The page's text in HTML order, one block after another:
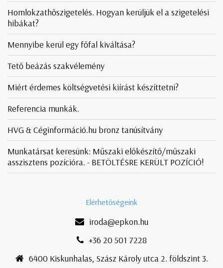
Homlokzathőszigetelés. Hogyan kerüljük el a szigetelési
hibákat?
Mennyibe kerül egy főfal kiváltása?
Tető beázás szakvélemény
Miért érdemes költségvetési kiírást készíttetni?
Referencia munkák.
HVG & Céginformáció.hu bronz tanúsítvány
Munkatársat keresünk: Műszaki előkészítő/műszaki
asszisztens pozícióra. - BETÖLTÉSRE KERÜLT POZÍCIÓ!
Elérhetőségeink
iroda@epkon.hu
+36 20 501 7228
6400 Kiskunhalas, Szász Károly utca 2. földszint 3.